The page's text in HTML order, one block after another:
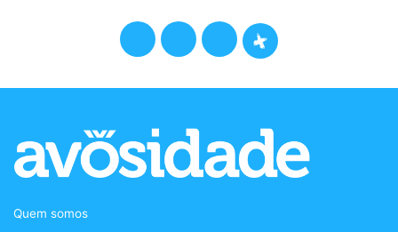
F
e
b
T
t
t
t
a
c
Quem somos